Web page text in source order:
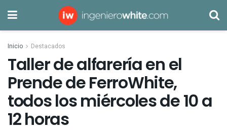
Inicio Destacados
Taller de alfarería en el
Prende de FerroWhite,
todos los miércoles de 10 a
12 horas